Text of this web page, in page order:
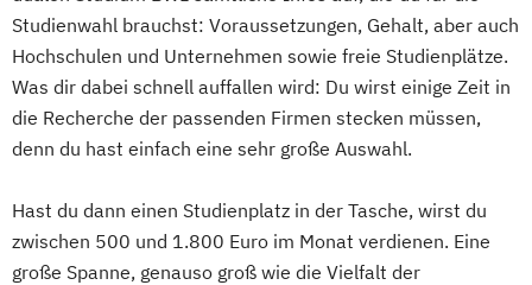
Studienwahl brauchst: Voraussetzungen, Gehalt, aber auch
Hochschulen und Unternehmen sowie freie Studienplätze.
Was dir dabei schnell auffallen wird: Du wirst einige Zeit in
die Recherche der passenden Firmen stecken müssen,
denn du hast einfach eine sehr große Auswahl.
Hast du dann einen Studienplatz in der Tasche, wirst du
zwischen 500 und 1.800 Euro im Monat verdienen. Eine
große Spanne, genauso groß wie die Vielfalt der